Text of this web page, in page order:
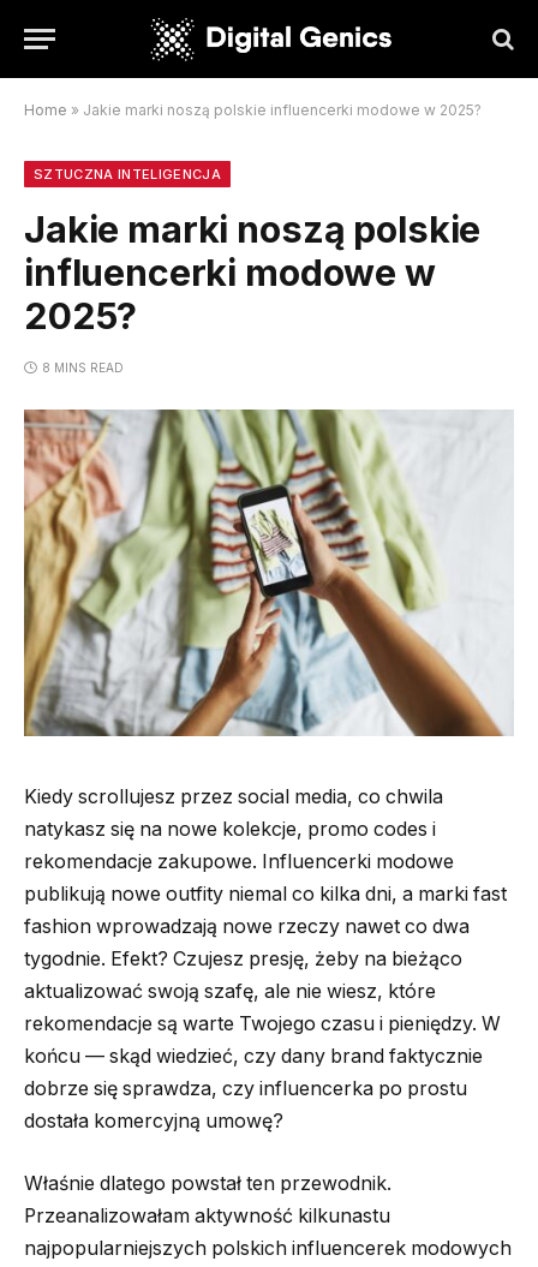
Home » Jakie marki noszą polskie influencerki modowe w 2025?
SZTUCZNA INTELIGENCJA
Jakie marki noszą polskie
influencerki modowe w
2025?
8 MINS READ
Kiedy scrollujesz przez social media, co chwila
natykasz się na nowe kolekcje, promo codes i
rekomendacje zakupowe. Influencerki modowe
publikują nowe outfity niemal co kilka dni, a marki fast
fashion wprowadzają nowe rzeczy nawet co dwa
tygodnie. Efekt? Czujesz presję, żeby na bieżąco
aktualizować swoją szafę, ale nie wiesz, które
rekomendacje są warte Twojego czasu i pieniędzy. W
końcu — skąd wiedzieć, czy dany brand faktycznie
dobrze się sprawdza, czy influencerka po prostu
dostała komercyjną umowę?
Właśnie dlatego powstał ten przewodnik.
Przeanalizowałam aktywność kilkunastu
najpopularniejszych polskich influencerek modowych